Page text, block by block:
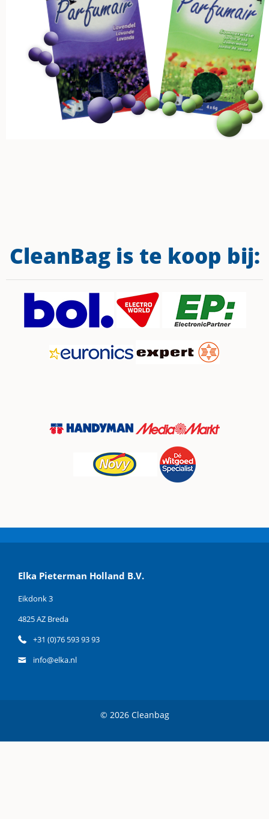
CleanBag is te koop bij:
Elka Pieterman Holland B.V.
Eikdonk 3
4825 AZ Breda
+31 (0)76 593 93 93
info@elka.nl
© 2026 Cleanbag